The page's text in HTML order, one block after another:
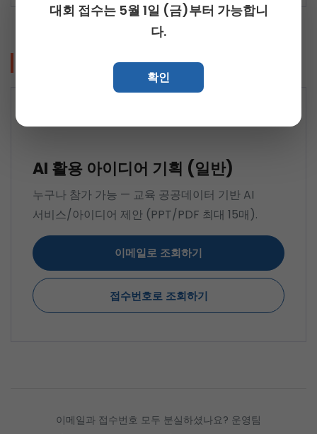
대회 접수는 5월 1일 (금)부터 가능합니
다.
확인
AI 활용 아이디어 기획 (일반)
누구나 참가 가능 — 교육 공공데이터 기반 AI
서비스/아이디어 제안 (PPT/PDF 최대 15매).
이메일로 조회하기
접수번호로 조회하기
이메일과 접수번호 모두 분실하셨나요? 운영팀